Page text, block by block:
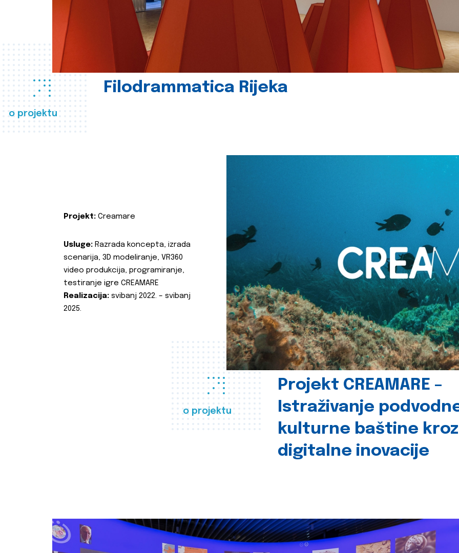
o projektu
Filodrammatica Rijeka
o projektu
Projekt CREAMARE –
Istraživanje
kulturne baštine kroz
digitalne inovacije
Projekt: Creamare
Usluge: Razrada koncepta, izrada
scenarija, 3D modeliranje, VR360
video produkcija, programiranje,
testiranje igre CREAMARE
Realizacija: svibanj 2022. – svibanj
2025.